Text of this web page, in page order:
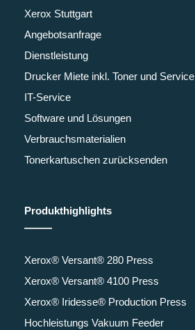
Xerox Stuttgart
Angebotsanfrage
Dienstleistung
Drucker Miete inkl. Toner und Service
IT-Service
Software und Lösungen
Verbrauchsmaterialien
Tonerkartuschen zurücksenden
Produkthighlights
Xerox® Versant® 280 Press
Xerox® Versant® 4100 Press
Xerox® Iridesse® Production Press
Hochleistungs Vakuum Feeder